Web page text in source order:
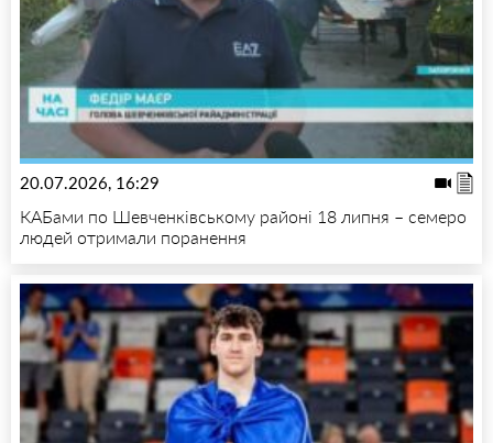
20.07.2026, 16:29
КАБами по Шевченківському районі 18 липня – семеро
людей отримали поранення